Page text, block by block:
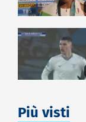
Più visti